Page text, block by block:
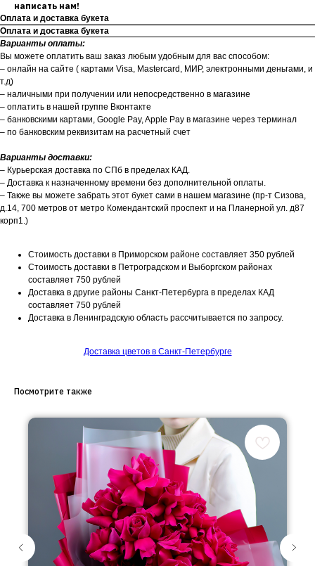
написать нам!
Оплата и доставка букета
Оплата и доставка букета
Варианты оплаты:
Вы можете оплатить ваш заказ любым удобным для вас способом:
– онлайн на сайте ( картами Visa, Mastercard, МИР, электронными деньгами, и
т.д)
– наличными при получении или непосредственно в магазине
– оплатить в нашей группе Вконтакте
– банковскими картами, Google Pay, Apple Pay в магазине через терминал
– по банковским реквизитам на расчетный счет
Варианты доставки:
– Курьерская доставка по СПб в пределах КАД.
– Доставка к назначенному времени без дополнительной оплаты.
– Также вы можете забрать этот букет сами в нашем магазине (пр-т Сизова,
д.14, 700 метров от метро Комендантский проспект и на Планерной ул. д87
корп1.)
Стоимость доставки в Приморском районе составляет 350 рублей
Стоимость доставки в Петроградском и Выборгском районах
составляет 750 рублей
Доставка в другие районы Санкт-Петербурга в пределах КАД
составляет 750 рублей
Доставка в Ленинградскую область рассчитывается по запросу.
Доставка цветов в Санкт-Петербурге
Посмотрите также